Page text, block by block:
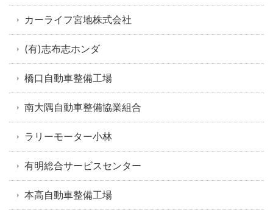
カーライフ宮地株式会社
(有)志布志ホンダ
橋口自動車整備工場
南大隅自動車整備協業組合
ラリーモーター小林
有明総合サービスセンター
本高自動車整備工場